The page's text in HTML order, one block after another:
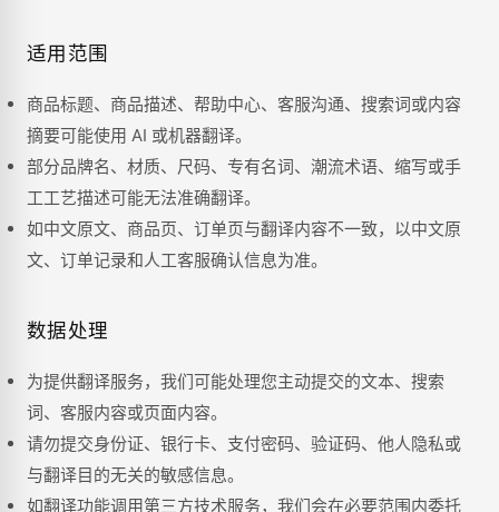
适用范围
商品标题、商品描述、帮助中心、客服沟通、搜索词或内容
摘要可能使用 AI 或机器翻译。
部分品牌名、材质、尺码、专有名词、潮流术语、缩写或手
工工艺描述可能无法准确翻译。
如中文原文、商品页、订单页与翻译内容不一致，以中文原
文、订单记录和人工客服确认信息为准。
数据处理
为提供翻译服务，我们可能处理您主动提交的文本、搜索
词、客服内容或页面内容。
请勿提交身份证、银行卡、支付密码、验证码、他人隐私或
与翻译目的无关的敏感信息。
如翻译功能调用第三方技术服务，我们会在必要范围内委托